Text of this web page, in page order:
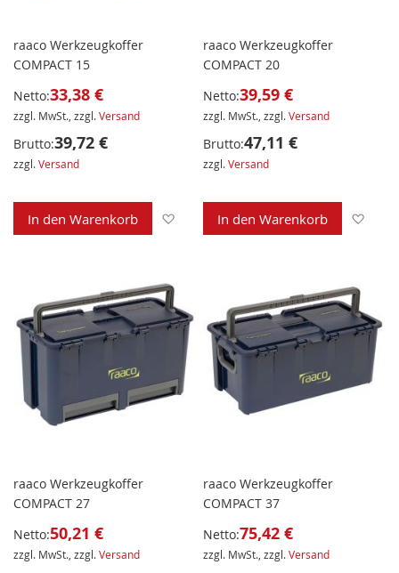
raaco Werkzeugkoffer
COMPACT 15
Netto:33,38 €
zzgl. MwSt., zzgl.Versand
Brutto:39,72 €
zzgl.Versand
In den Warenkorb Zur Wunschliste hinzufügen
raaco Werkzeugkoffer
COMPACT 20
Netto:39,59 €
zzgl. MwSt., zzgl.Versand
Brutto:47,11 €
zzgl.Versand
In den Warenkorb
raaco Werkzeugkoffer
COMPACT 27
Netto:50,21 €
zzgl. MwSt., zzgl.Versand
raaco Werkzeugkoffer
COMPACT 37
Netto:75,42 €
zzgl. MwSt., zzgl.Versand